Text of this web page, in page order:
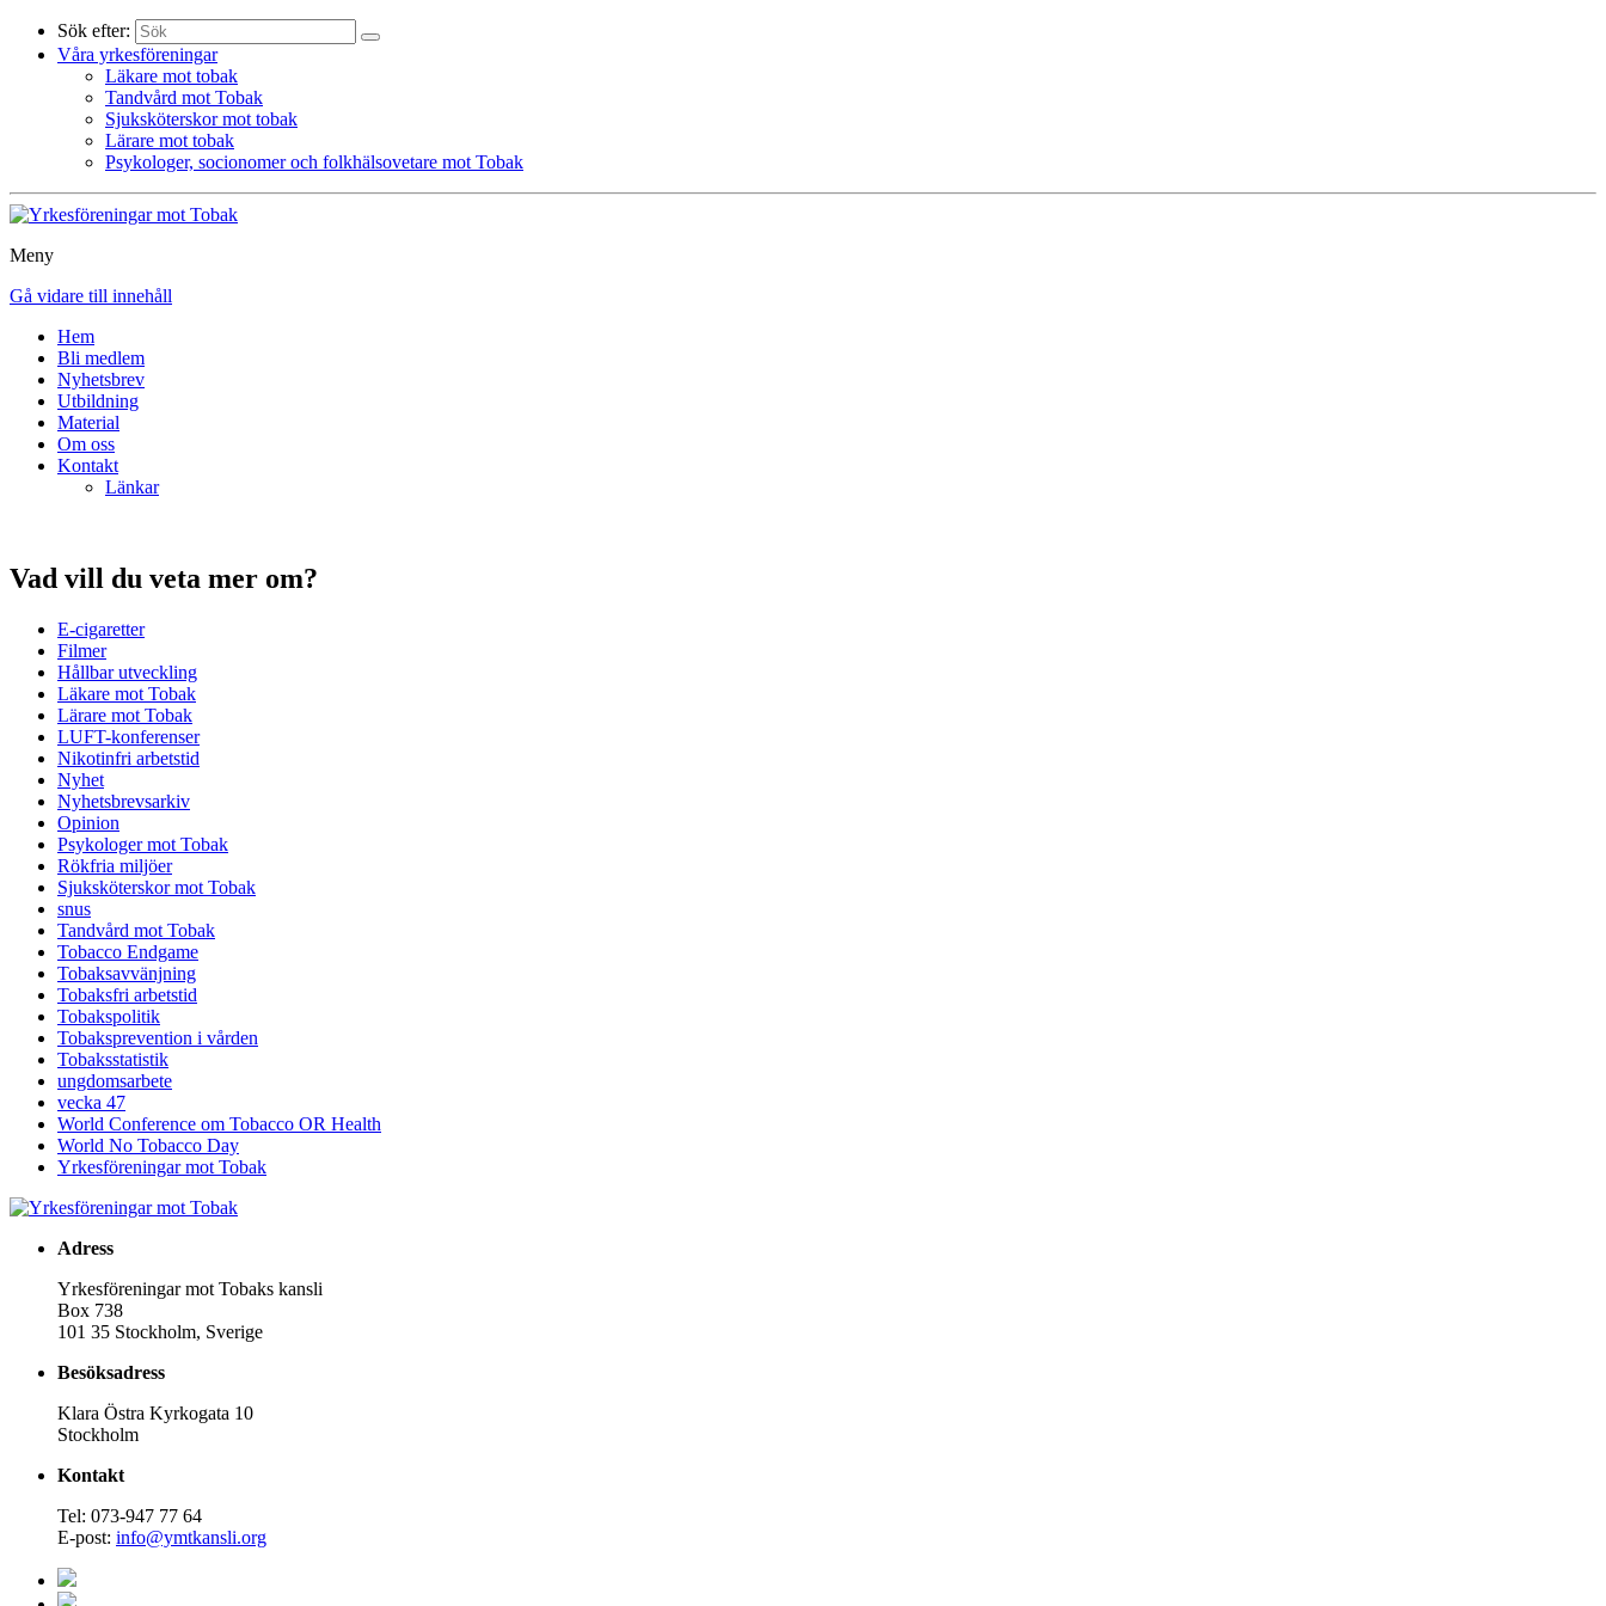
Sök efter:
Våra yrkesföreningar
Läkare mot tobak
Tandvård mot Tobak
Sjuksköterskor mot tobak
Lärare mot tobak
Psykologer, socionomer och folkhälsovetare mot Tobak
Meny
Gå vidare till innehåll
Hem
Bli medlem
Nyhetsbrev
Utbildning
Material
Om oss
Kontakt
Länkar
Vad vill du veta mer om?
E-cigaretter
Filmer
Hållbar utveckling
Läkare mot Tobak
Lärare mot Tobak
LUFT-konferenser
Nikotinfri arbetstid
Nyhet
Nyhetsbrevsarkiv
Opinion
Psykologer mot Tobak
Rökfria miljöer
Sjuksköterskor mot Tobak
snus
Tandvård mot Tobak
Tobacco Endgame
Tobaksavvänjning
Tobaksfri arbetstid
Tobakspolitik
Tobaksprevention i vården
Tobaksstatistik
ungdomsarbete
vecka 47
World Conference om Tobacco OR Health
World No Tobacco Day
Yrkesföreningar mot Tobak
Adress
Yrkesföreningar mot Tobaks kansli
Box 738
101 35 Stockholm, Sverige
Besöksadress
Klara Östra Kyrkogata 10
Stockholm
Kontakt
Tel: 073-947 77 64
E-post: info@ymtkansli.org